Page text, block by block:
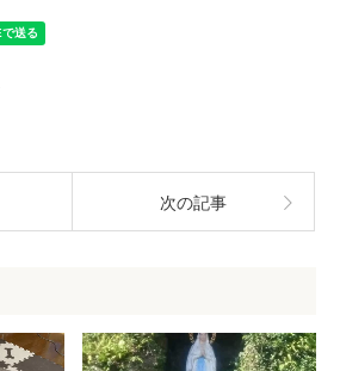
次の記事